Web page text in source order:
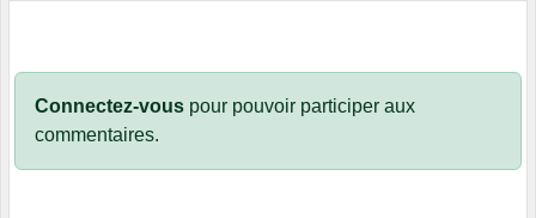
Connectez-vous pour pouvoir participer aux
commentaires.